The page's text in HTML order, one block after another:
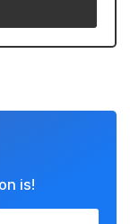
is!